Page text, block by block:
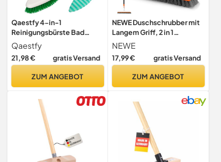
Qaestfy 4-in-1
Reinigungsbürste Bad
Dusche Schrubber mit Stiel
Fliesenreiniger
Borstenbürste Badreiniger
Duschwand Badewanne
Boden Wand
Qaestfy
21,98 € gratis Versand
ZUM ANGEBOT
NEWE Duschschrubber mit
Langem Griff, 2 in 1
Reinigungsbürste Bad mit
Steifen Borsten und
Abzieher, Schrubber für die
Fliesen, Wannen, Garagen,
NEWE
17,99 € gratis Versand
ZUM ANGEBOT